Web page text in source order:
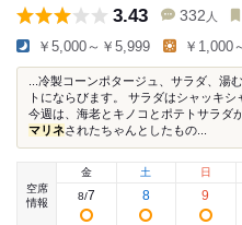
3.43 332 人
￥5,000～￥5,999 ￥1,000
...冷製コーンポタージュ、サラダ、湯
トにならびます。 サラダはシャッキ
今週は、海老とキノコとポテトサラダ
マリネされたちゃんとしたもの...
空席
情報
金
8/7
土
8
日
9